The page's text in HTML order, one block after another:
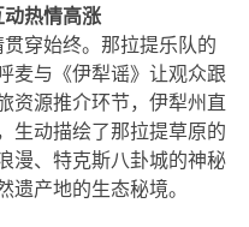
热情高涨
穿始终。那拉提乐队的
麦与《伊犁谣》让观众跟
资源推介环节，伊犁州直
生动描绘了那拉提草原的
漫、特克斯八卦城的神秘
产地的生态秘境。